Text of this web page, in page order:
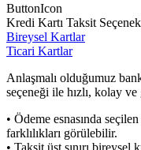
ButtonIcon
Kredi Kartı Taksit
Bireysel Kartlar
Ticari Kartlar
Anlaşmalı olduğumuz
seçeneği ile hızlı, kolay
• Ödeme esnasında
farklılıkları görülebilir.
• Taksit üst sınırı